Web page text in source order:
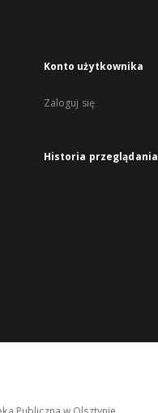
Konto użytkownika
Zaloguj się
Historia przeglądania